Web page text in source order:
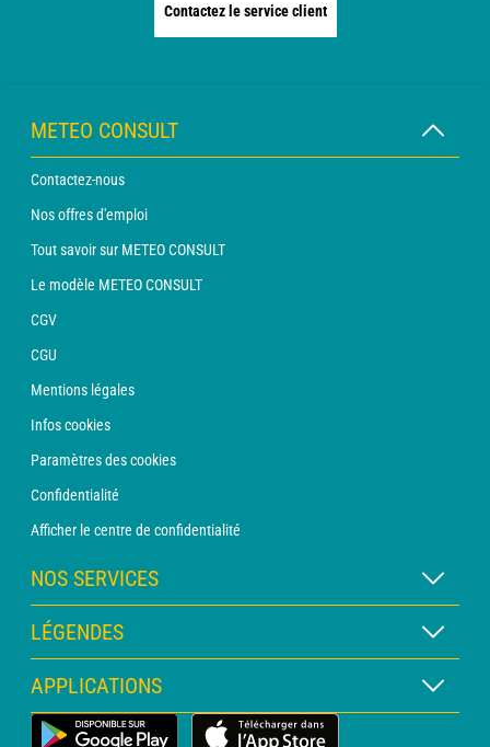
Contactez le service client
METEO CONSULT
Contactez-nous
Nos offres d'emploi
Tout savoir sur METEO CONSULT
Le modèle METEO CONSULT
CGV
CGU
Mentions légales
Infos cookies
Paramètres des cookies
Confidentialité
Afficher le centre de confidentialité
NOS SERVICES
Abonnement METEO Xpert
Abonnement METEO PRO
Consultation avec un prévisionniste
Bulletin PRO
LÉGENDES
Légende des cartes
Légende des pictogrammes
APPLICATIONS
Application Météo Terrestre